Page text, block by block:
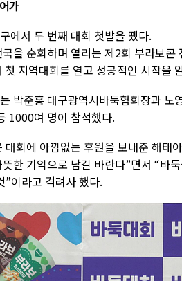
가
에서 두 번째 대회 첫발을 뗐다.
을 순회하며 열리는 제2회 부라보
지역대회를 열고 성공적인 시작을
박준홍 대구광역시바둑협회장과 노
1000여 명이 참석했다.
회에 아낌없는 후원을 보내준 해태
한 기억으로 남길 바란다”면서 “바
”이라고 격려사 했다.